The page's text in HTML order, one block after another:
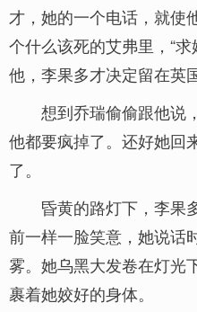
才，她的一个电话，就使
个什么该死的艾弗里，“
他，李果多才决定留在英
想到乔瑞偷偷跟他说
他都要疯掉了。还好她回
了。
昏黄的路灯下，李果
前一样一脸笑意，她说话
雾。她乌黑大发卷在灯光
裹着她姣好的身体。